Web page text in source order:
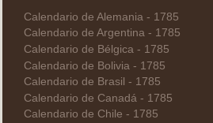
Calendario de Alemania - 1785
Calendario de Argentina - 1785
Calendario de Bélgica - 1785
Calendario de Bolivia - 1785
Calendario de Brasil - 1785
Calendario de Canadá - 1785
Calendario de Chile - 1785